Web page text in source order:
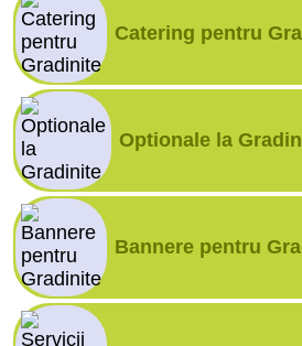
Catering pentru
Optionale la
Bannere pentru